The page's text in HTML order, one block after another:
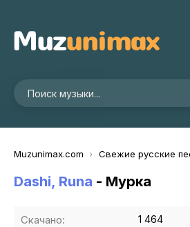
Muzunimax.com Свежие русские
Dashi, Runa - Мурка
Скачано: 1 464